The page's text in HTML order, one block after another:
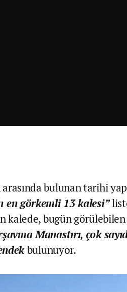
arasında bulunan tarihi
en görkemli 13 kalesi”
kalede, bugün görülebilen
Manastırı, çok
bulunuyor.